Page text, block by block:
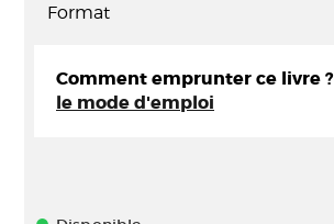
Format
Comment emprunter ce livre ?
le mode d'emploi